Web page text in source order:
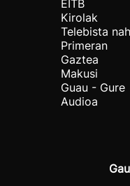
EITB
Kirolak
Telebista
Primeran
Gaztea
Makusi
Guau - Gure
Audioa